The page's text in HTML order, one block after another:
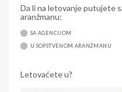
Da li na letovanje putujete
aranžmanu:
SA AGENCIJOM
U SOPSTVENOM ARANŽMANU
Letovaćete u?